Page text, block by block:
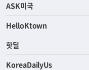
ASK미국
HelloKtown
핫딜
KoreaDailyUs